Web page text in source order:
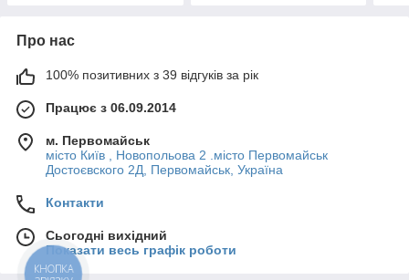
Про нас
100% позитивних з 39 відгуків за рік
Працює з 06.09.2014
м. Первомайськ
місто Київ , Новопольова 2 .місто Первомайськ
Достоєвского 2Д, Первомайськ, Україна
Контакти
Сьогодні вихідний
Показати весь графік роботи
КНОПКА